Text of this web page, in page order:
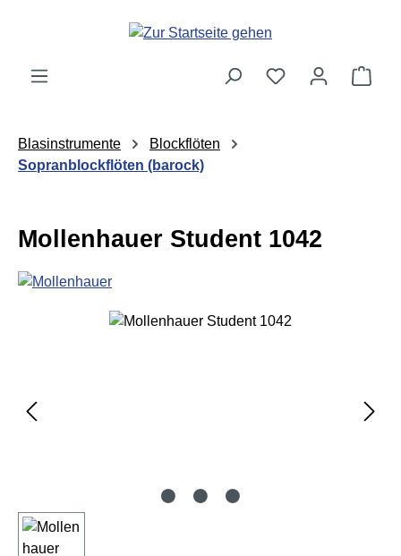
Zum Hauptinhalt springen
Blasinstrumente
Blockflöten
Sopranblockflöten (barock)
Mollenhauer Student 1042
Bildergalerie überspringen